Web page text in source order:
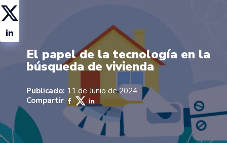
El papel de la tecnología en la
búsqueda de vivienda
Publicado: 11 de Junio de 2024
Compartir